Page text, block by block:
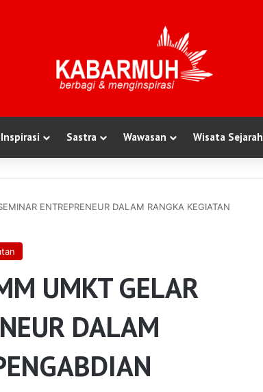
Inspirasi Sastra Wawasan Wisata Sejarah
ENTREPRENEUR DALAM RANGKA KEGIATAN
UMKT GELAR
DALAM